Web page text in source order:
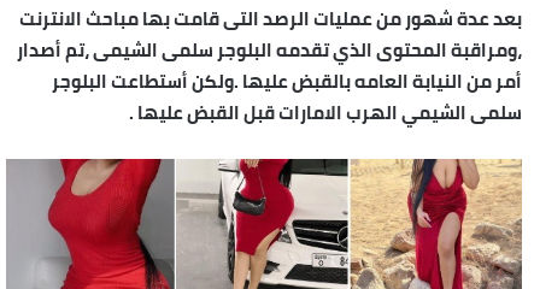
بعد عدة شهور من عمليات الرصد التى قامت بها مباحث الانترنت
،ومراقبة المحتوى الذي تقدمه البلوجر سلمى الشيمى ،تم أصدار
أمر من النيابة العامه بالقبض عليها .ولكن أستطاعت البلوجر
سلمى الشيمي الهرب الامارات قبل القبض عليها .